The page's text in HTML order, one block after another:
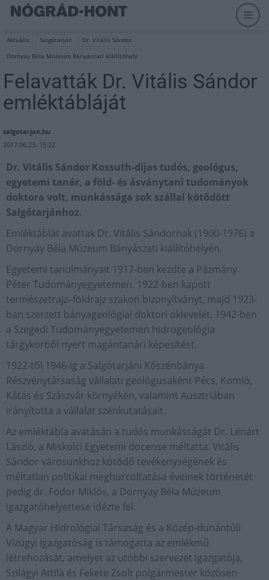
Aktuális Salgótarján
Dr. Vitális Sándor
Dornyay Béla Múzeum Bányászati kiállítóhely
Felavatták Dr. Vitális Sándor
emléktábláját
salgotarjan.hu
2017.06.23. 15:22
Dr. Vitális Sándor Kossuth-díjas tudós, geológus,
egyetemi tanár, a föld- és ásványtani tudományok
doktora volt, munkássága sok szállal kötődött
Salgótarjánhoz.
Emléktáblát avattak Dr. Vitális Sándornak (1900-1976) a
Dornyay Béla Múzeum Bányászati kiállítóhelyén.
Egyetemi tanulmányait 1917-ben kezdte a Pázmány
Péter Tudományegyetemen. 1922-ben kapott
természetrajz–földrajz szakon bizonyítványt, majd 1923-
ban szerzett bányageológiai doktori oklevelet. 1942-ben
a Szegedi Tudományegyetemen hidrogeológia
tárgykörből nyert magántanári képesítést.
1922-től 1946-ig a Salgótarjáni Kőszénbánya
Részvénytársaság vállalati geológusaként Pécs, Komló,
Kátás és Szászvár környékén, valamint Ausztriában
irányította a vállalat szénkutatásait.
Az emléktábla avatásán a tudós munkásságát Dr. Lénárt
László, a Miskolci Egyetemi docense méltatta. Vitális
Sándor városunkhoz kötődő tevékenységének és
méltatlan politikai meghurcoltatása éveinek történetét
pedig dr. Fodor Miklós, a Dornyay Béla Múzeum
igazgatóhelyettese idézte fel.
A Magyar Hidrológiai Társaság és a Közép-dunántúli
Vízügyi Igazgatóság is támogatta az emlékmű
létrehozását, amelyet az utóbbi szervezet igazgatója,
Szilágyi Attila és Fekete Zsolt polgármester közösen